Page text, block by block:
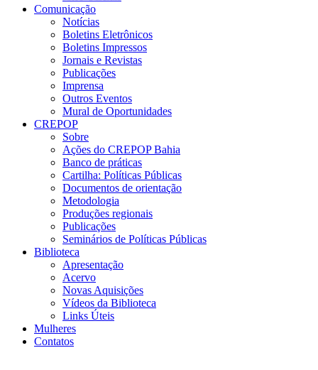
Comunicação
Notícias
Boletins Eletrônicos
Boletins Impressos
Jornais e Revistas
Publicações
Imprensa
Outros Eventos
Mural de Oportunidades
CREPOP
Sobre
Ações do CREPOP Bahia
Banco de práticas
Cartilha: Políticas Públicas
Documentos de orientação
Metodologia
Produções regionais
Publicações
Seminários de Políticas Públicas
Biblioteca
Apresentação
Acervo
Novas Aquisições
Vídeos da Biblioteca
Links Úteis
Mulheres
Contatos